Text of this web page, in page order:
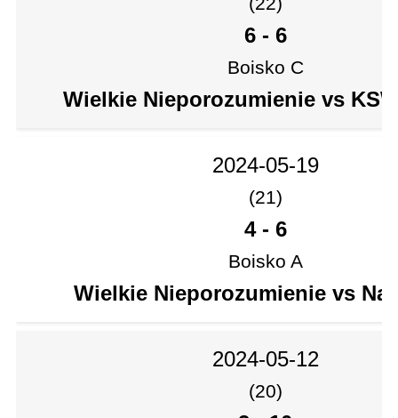
6- 6
Boisko C
Wielkie Nieporozumienie vs
2024-05-19
(21)
4- 6
Boisko A
Wielkie Nieporozumienie vs
2024-05-12
(20)